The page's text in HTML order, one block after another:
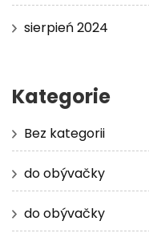
sierpień 2024
Kategorie
Bez kategorii
do obývačky
do obývačky